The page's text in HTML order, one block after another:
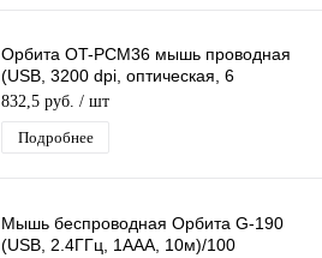
Орбита OT-PCM36 мышь проводная
(USB, 3200 dpi, оптическая, 6
кнопок)/100
832,5 руб. / шт
Подробнее
Мышь беспроводная Орбита G-190
(USB, 2.4ГГц, 1ААА, 10м)/100